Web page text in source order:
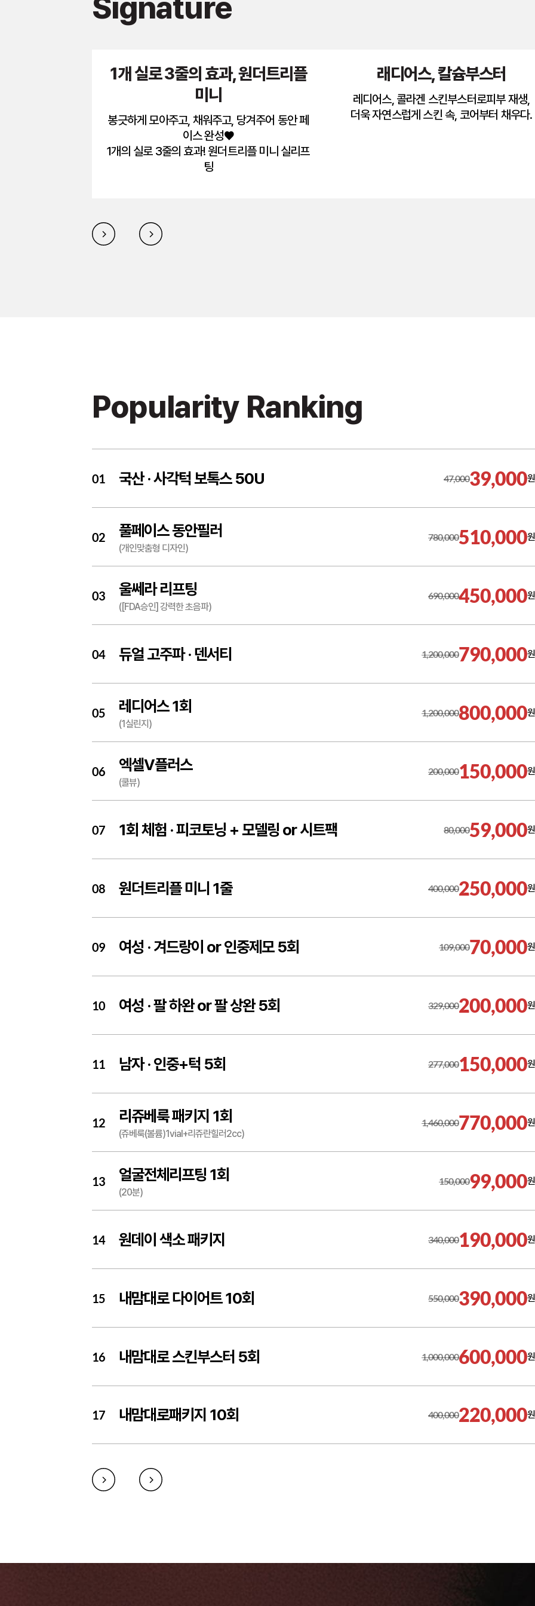
Signature
1개 실로 3줄의 효과, 원더트리플
미니
봉긋하게 모아주고, 채워주고, 당겨주어 동안 페
이스 완성♥
1개의 실로 3줄의 효과! 원더트리플 미니 실리프
팅
래디어스, 칼슘부스터
레디어스, 콜라겐 스킨부스터로피부 재생,
더욱 자연스럽게 스킨 속, 코어부터 채우다.
Popularity Ranking
01 국산 ·사각턱 보톡스 50U 47,00039,000원
02 풀페이스 동안필러
(개인맞춤형 디자인)
780,000510,000원
03 울쎄라 리프팅
([FDA승인] 강력한 초음파)
690,000450,000원
04 듀얼 고주파 ·덴서티 1,200,000790,000원
05 레디어스 1회
(1실린지)
1,200,000800,000원
06 엑셀V플러스
(쿨뷰)
200,000150,000원
07 1회 체험 ·피코토닝 + 모델링 or 시트팩 80,00059,000원
08 원더트리플 미니 1줄 400,000250,000원
09 여성 ·겨드랑이 or 인중제모 5회 109,00070,000원
10 여성 ·팔 하완 or 팔 상완 5회 329,000200,000원
11 남자 ·인중+턱 5회 277,000150,000원
12 리쥬베룩 패키지 1회
(쥬베룩(볼륨)1vial+리쥬란힐러2cc)
1,460,000770,000원
13 얼굴전체리프팅 1회
(20분)
150,00099,000원
14 원데이 색소 패키지 340,000190,000원
15 내맘대로 다이어트 10회 550,000390,000원
16 내맘대로 스킨부스터 5회 1,000,000600,000원
17 내맘대로패키지 10회 400,000220,000원